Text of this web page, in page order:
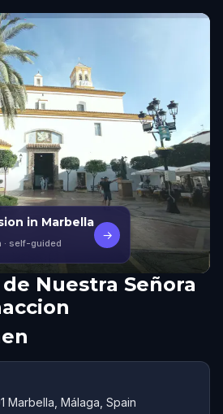
in Marbella
· self-guided
→
Nuestra Señora
Marbella, Málaga, Spain